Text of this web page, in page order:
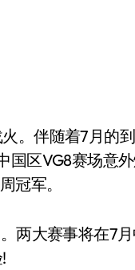
国区VG8赛场意外
冠军。
两大赛事将在7